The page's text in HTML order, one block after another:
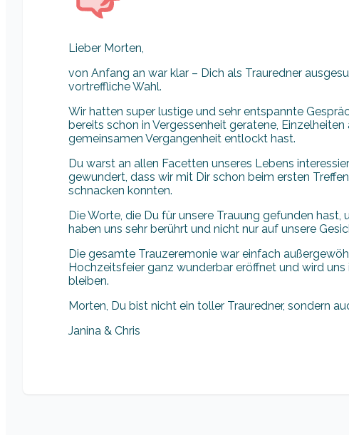
Lieber Morten,
von Anfang an war klar – Dich als Trauredner
vortreffliche Wahl.
Wir hatten super lustige und sehr entspannte
bereits schon in Vergessenheit geratene, Einzelheiten
gemeinsamen Vergangenheit entlockt hast.
Du warst an allen Facetten unseres Lebens
gewundert, dass wir mit Dir schon beim ersten
schnacken konnten.
Die Worte, die Du für unsere Trauung gefunden hast,
haben uns sehr berührt und nicht nur auf unsere
Die gesamte Trauzeremonie war einfach
Hochzeitsfeier ganz wunderbar eröffnet und wird uns
bleiben.
Morten, Du bist nicht ein toller Trauredner, sondern
Janina & Chris